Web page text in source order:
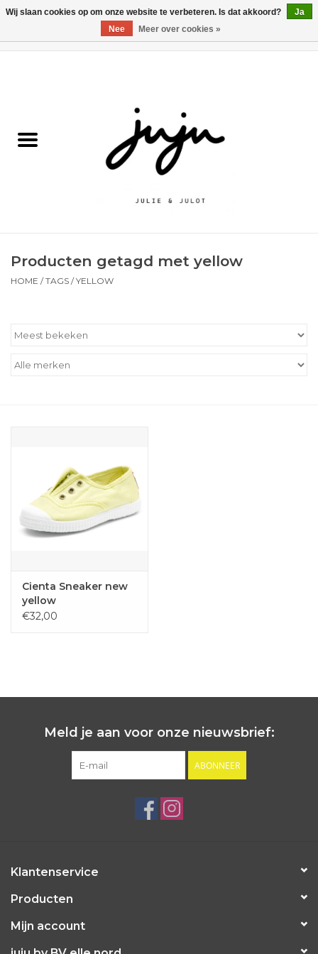
Kledij jongens
Schoenen
Producten getagd met yellow
HOME /TAGS /YELLOW
Cienta Sneaker new
yellow
€32,00
Meld je aan voor onze nieuwsbrief:
ABONNEER
Klantenservice
Producten
Mijn account
Wij slaan cookies op om onze website te verbeteren. Is dat akkoord?
Ja
Nee
Meer over cookies »